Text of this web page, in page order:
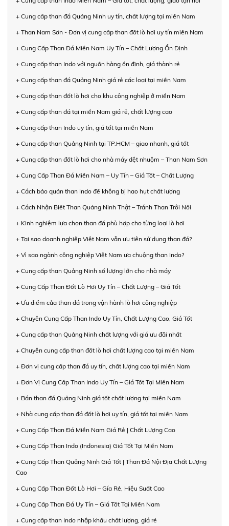
+ Cung cấp than đá Quảng Ninh uy tín, chất lượng tại miền Nam
+ Than Nam Sơn - Đơn vị cung cấp than đốt lò hơi uy tín miền Nam
+ Cung Cấp Than Đá Miền Nam Uy Tín – Chất Lượng Ổn Định
+ Cung cấp than Indo với nguồn hàng ổn định, giá thành rẻ
+ Cung cấp than đá Quảng Ninh giá rẻ các loại tại miền Nam
+ Cung cấp than đốt lò hơi cho khu công nghiệp ở miền Nam
+ Cung cấp than đá tại miền Nam giá rẻ, chất lượng cao
+ Cung cấp than Indo uy tín, giá tốt tại miền Nam
+ Cung cấp than Quảng Ninh tại TP.HCM – giao nhanh, giá tốt
+ Cung cấp than đốt lò hơi cho nhà máy dệt nhuộm – Than Nam Sơn
+ Cung Cấp Than Đá Miền Nam – Uy Tín – Giá Tốt – Chất Lượng
+ Cách bảo quản than Indo để không bị hao hụt chất lượng
+ Cách Nhận Biết Than Quảng Ninh Thật – Tránh Than Trôi Nổi
+ Kinh nghiệm lựa chọn than đá phù hợp cho từng loại lò hơi
+ Tại sao doanh nghiệp Việt Nam vẫn ưu tiên sử dụng than đá?
+ Vì sao ngành công nghiệp Việt Nam ưa chuộng than Indo?
+ Cung cấp than Quảng Ninh số lượng lớn cho nhà máy
+ Cung Cấp Than Đốt Lò Hơi Uy Tín – Chất Lượng – Giá Tốt
+ Ưu điểm của than đá trong vận hành lò hơi công nghiệp
+ Chuyên Cung Cấp Than Indo Uy Tín, Chất Lượng Cao, Giá Tốt
+ Cung cấp than Quảng Ninh chất lượng với giá ưu đãi nhất
+ Chuyên cung cấp than đốt lò hơi chất lượng cao tại miền Nam
+ Đơn vị cung cấp than đá uy tín, chất lượng cao tại miền Nam
+ Đơn Vị Cung Cấp Than Indo Uy Tín – Giá Tốt Tại Miền Nam
+ Bán than đá Quảng Ninh giá tốt chất lượng tại miền Nam
+ Nhà cung cấp than đá đốt lò hơi uy tín, giá tốt tại miền Nam
+ Cung Cấp Than Đá Miền Nam Giá Rẻ | Chất Lượng Cao
+ Cung Cấp Than Indo (Indonesia) Giá Tốt Tại Miền Nam
+ Cung Cấp Than Quảng Ninh Giá Tốt | Than Đá Nội Địa Chất Lượng
Cao
+ Cung Cấp Than Đốt Lò Hơi – Gía Rẻ, Hiệu Suất Cao
+ Cung Cấp Than Đá Uy Tín – Giá Tốt Tại Miền Nam
+ Cung cấp than Indo nhập khẩu chất lượng, giá rẻ